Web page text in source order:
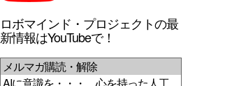
ロボマインド・プロジェクトの最
新情報はYouTubeで！
メルマガ購読・解除